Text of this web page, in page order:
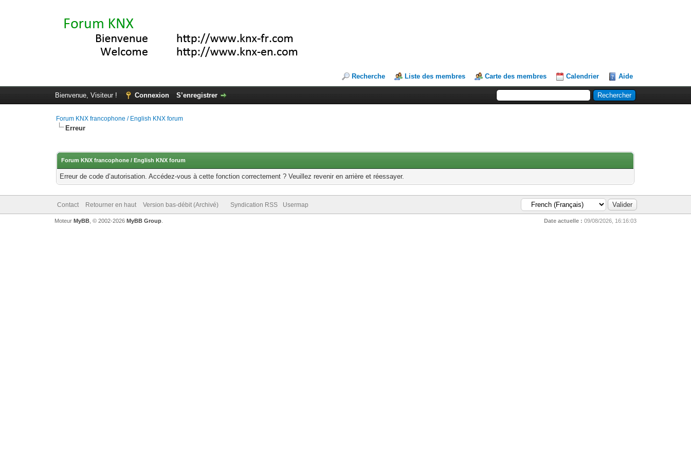
Recherche Liste des membres Carte des membres Calendrier Aide
Bienvenue, Visiteur ! Connexion S’enregistrer
Forum KNX francophone / English KNX forum
Erreur
Forum KNX francophone / English KNX forum
Erreur de code d’autorisation. Accédez-vous à cette fonction correctement ? Veuillez revenir en arrière et réessayer.
Contact Retourner en haut Version bas-débit (Archivé) Syndication RSS Usermap
Date actuelle : 09/08/2026, 16:16:03
Moteur MyBB, © 2002-2026 MyBB Group.